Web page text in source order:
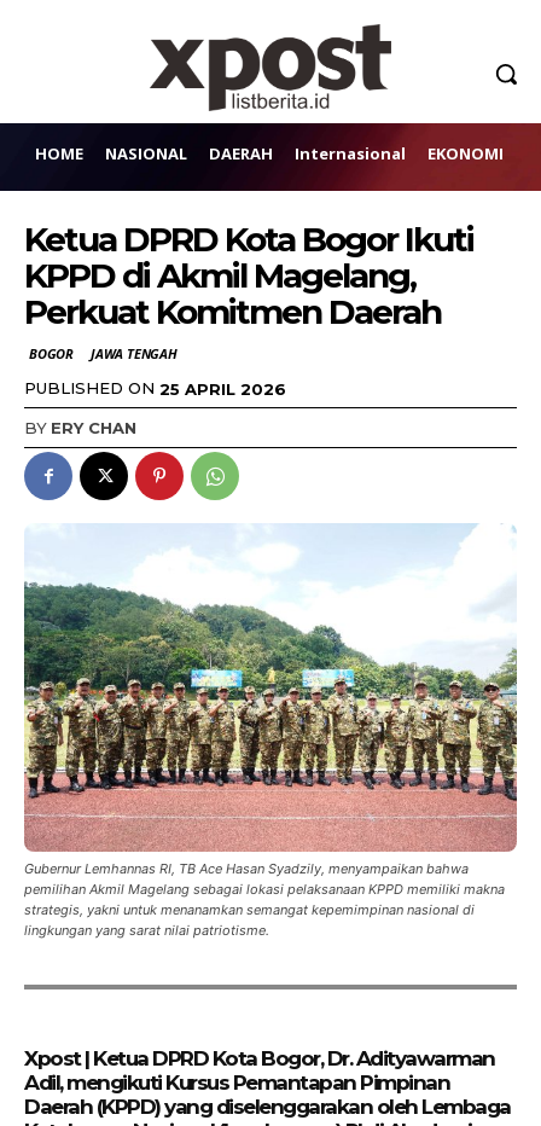
HOME NASIONAL DAERAH Internasional EKONOMI
Ketua DPRD Kota Bogor Ikuti
KPPD di Akmil Magelang,
Perkuat Komitmen Daerah
BOGOR JAWA TENGAH
PUBLISHED ON 25 APRIL 2026
BY ERY CHAN
Gubernur Lemhannas RI, TB Ace Hasan Syadzily, menyampaikan bahwa
pemilihan Akmil Magelang sebagai lokasi pelaksanaan KPPD memiliki makna
strategis, yakni untuk menanamkan semangat kepemimpinan nasional di
lingkungan yang sarat nilai patriotisme.
Xpost | Ketua DPRD Kota Bogor, Dr. Adityawarman
Adil, mengikuti Kursus Pemantapan Pimpinan
Daerah (KPPD) yang diselenggarakan oleh Lembaga